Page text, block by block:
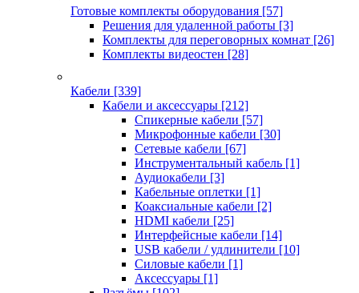
Готовые комплекты оборудования [57]
Решения для удаленной работы [3]
Комплекты для переговорных комнат [26]
Комплекты видеостен [28]
Кабели [339]
Кабели и аксессуары [212]
Спикерные кабели [57]
Микрофонные кабели [30]
Сетевые кабели [67]
Инструментальный кабель [1]
Аудиокабели [3]
Кабельные оплетки [1]
Коаксиальные кабели [2]
HDMI кабели [25]
Интерфейсные кабели [14]
USB кабели / удлинители [10]
Силовые кабели [1]
Аксессуары [1]